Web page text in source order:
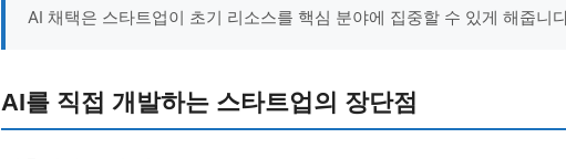
AI 채택은 스타트업이 초기 리소스를 핵심 분야에 집중할 수 있게 해줍니
AI를 직접 개발하는 스타트업의 장단점